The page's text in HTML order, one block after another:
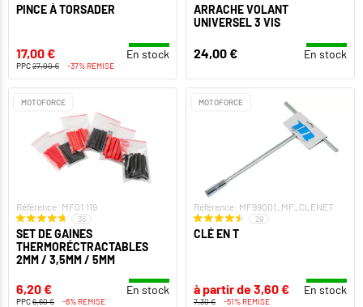
PINCE À TORSADER
17,00 € En stock
PPC27,00 € -37% REMISE
ARRACHE VOLANT
UNIVERSEL 3 VIS
24,00 € En stock
MOTOFORCE
Référence: MF01.119
36
SET DE GAINES
THERMORÉCTRACTABLES
2MM / 3,5MM / 5MM
6,20 € En stock
PPC6,60 € -6% REMISE
MOTOFORCE
Référence: MF99001_MF_CLENET
29
CLÉ EN T
à partir de 3,60 € En stock
7,30 € -51% REMISE